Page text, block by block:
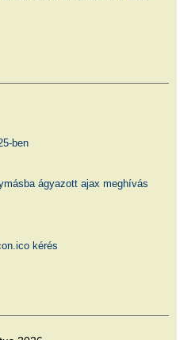
ben
ágyazott ajax meghívás
kérés